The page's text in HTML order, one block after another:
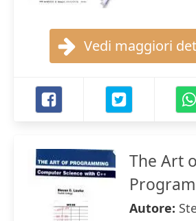
Vedi maggiori
The Art
Autore: